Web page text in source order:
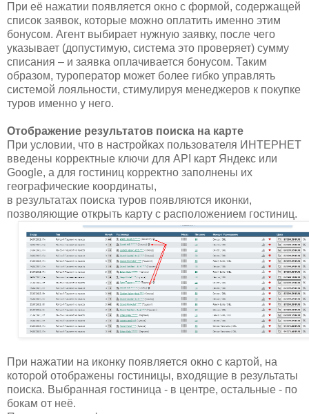
При её нажатии появляется окно с формой, содержащей
список заявок, которые можно оплатить именно этим
бонусом. Агент выбирает нужную заявку, после чего
указывает (допустимую, система это проверяет) сумму
списания – и заявка оплачивается бонусом. Таким
образом, туроператор может более гибко управлять
системой лояльности, стимулируя менеджеров к покупке
туров именно у него.
Отображение результатов поиска на карте
При условии, что в настройках пользователя ИНТЕРНЕТ
введены корректные ключи для API карт Яндекс или
Google, а для гостиниц корректно заполнены их
географические координаты,
в результатах поиска туров появляются иконки,
позволяющие открыть карту с расположением гостиниц.
При нажатии на иконку появляется окно с картой, на
которой отображены гостиницы, входящие в результаты
поиска. Выбранная гостиница - в центре, остальные - по
бокам от неё.